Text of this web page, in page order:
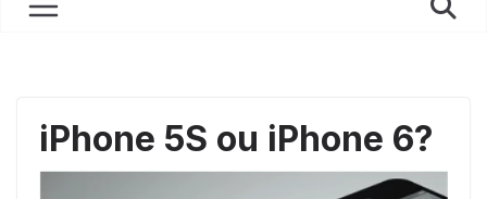
iPhone 5S ou iPhone 6?